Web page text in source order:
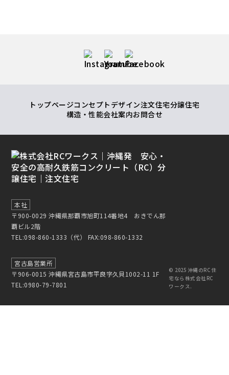
トップページコンセプト デザイン注文住宅分譲住宅
構造・性能会社案内お問合せ
本社
〒900-0029 沖縄県那覇市旭町114番地4 おきでん那
覇ビル2階
TEL:098-860-1333（代） FAX:098-860-1332
宮古島営業所
〒906-0015 沖縄県宮古島市平良字久貝1002-11 1F
TEL:0980-79-7801
© 2025 沖縄のRC 住
宅なら株式会社RC
ワークス.